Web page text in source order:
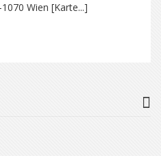
Wien [Karte...]